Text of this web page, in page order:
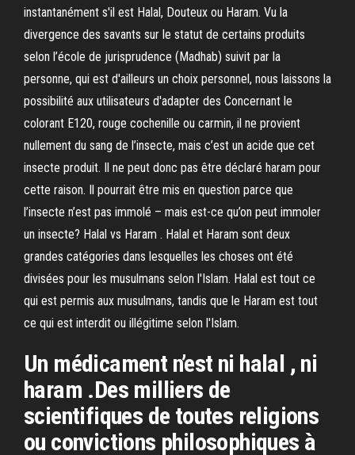
instantanément s'il est Halal, Douteux ou Haram. Vu la
divergence des savants sur le statut de certains produits
selon l’école de jurisprudence (Madhab) suivit par la
personne, qui est d'ailleurs un choix personnel, nous laissons la
possibilité aux utilisateurs d'adapter des Concernant le
colorant E120, rouge cochenille ou carmin, il ne provient
nullement du sang de l’insecte, mais c’est un acide que cet
insecte produit. Il ne peut donc pas être déclaré haram pour
cette raison. Il pourrait être mis en question parce que
l’insecte n’est pas immolé – mais est-ce qu’on peut immoler
un insecte? Halal vs Haram . Halal et Haram sont deux
grandes catégories dans lesquelles les choses ont été
divisées pour les musulmans selon l'Islam. Halal est tout ce
qui est permis aux musulmans, tandis que le Haram est tout
ce qui est interdit ou illégitime selon l'Islam.
Un médicament n’est ni halal , ni
haram .Des milliers de
scientifiques de toutes religions
ou convictions philosophiques à